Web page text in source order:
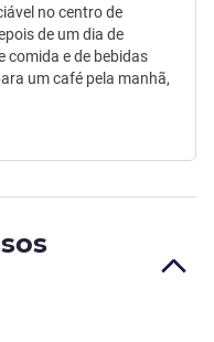
no centro de
de um dia de
comida e de bebidas
um café pela manhã,